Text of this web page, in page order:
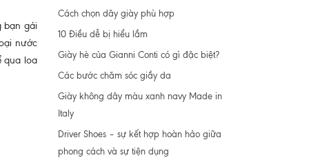
bạn gái
nước
qua loa
Cách chọn dây giày phù hợp
10 Điều dễ bị hiểu lầm
Giày hè của Gianni Conti có gì đặc biệt?
Các bước chăm sóc giầy da
Giày không dây màu xanh navy Made in
Italy
Driver Shoes – sự kết hợp hoàn hảo giữa
phong cách và sự tiện dụng